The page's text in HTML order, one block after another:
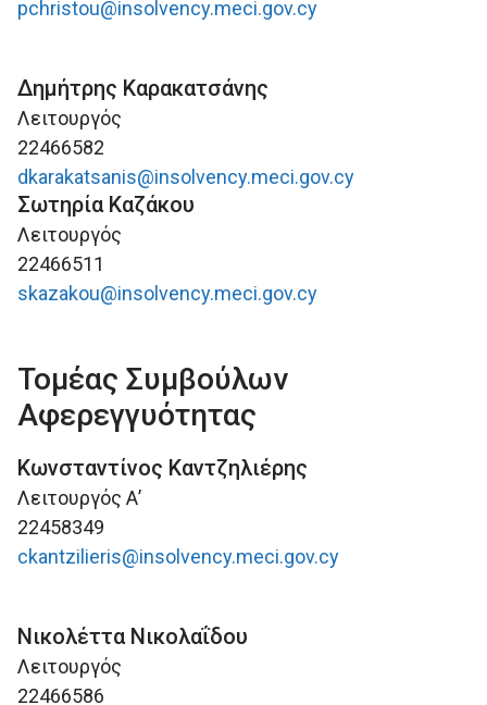
pchristou@insolvency.meci.gov.cy
Δημήτρης Καρακατσάνης
Λειτουργός
22466582
dkarakatsanis@insolvency.meci.gov.cy
Σωτηρία Καζάκου
Λειτουργός
22466511
skazakou@insolvency.meci.gov.cy
Τομέας Συμβούλων
Αφερεγγυότητας
Κωνσταντίνος Καντζηλιέρης
Λειτουργός Α’
22458349
ckantzilieris@insolvency.meci.gov.cy
Νικολέττα Νικολαΐδου
Λειτουργός
22466586